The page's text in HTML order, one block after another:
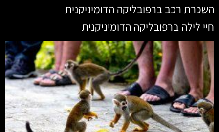
השכרת רכב ברפובליקה הדומיניקנית
חיי לילה ברפובליקה הדומיניקנית